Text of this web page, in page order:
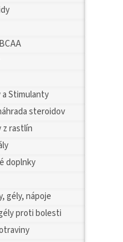
Stimulanty
steroidov
z rastlín
doplnky
gély, nápoje
proti bolesti